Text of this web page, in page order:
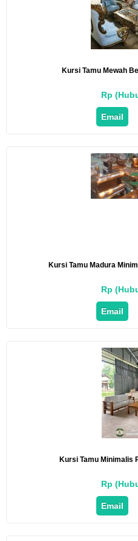
Kursi Tamu Mewah
Rp
Email
Kursi Tamu Madura
Rp
Email
Kursi Tamu Minimalis
Rp
Email